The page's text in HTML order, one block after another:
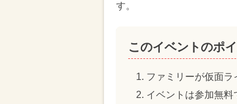
す。
このイベントのポ
ファミリーが仮面
イベントは参加無